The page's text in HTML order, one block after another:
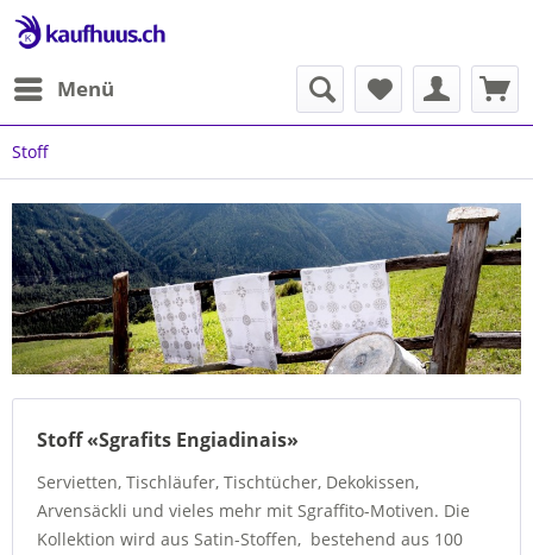
Menü
Stoff
Stoff «Sgrafits Engiadinais»
Servietten, Tischläufer, Tischtücher, Dekokissen,
Arvensäckli und vieles mehr mit Sgraffito-Motiven. Die
Kollektion wird aus Satin-Stoffen, bestehend aus 100